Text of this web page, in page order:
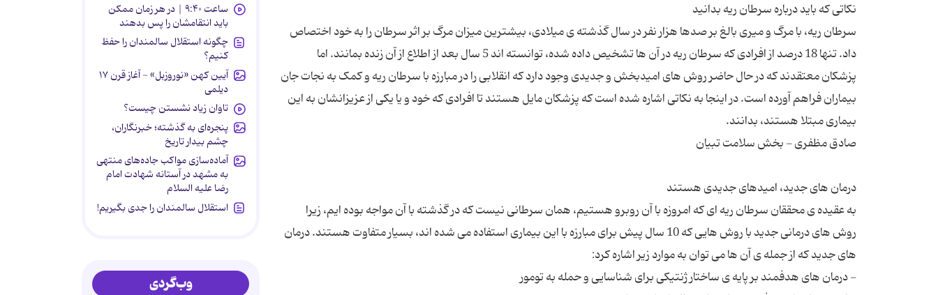
سرطان ریه، با مرگ و میری بالغ بر صدها هزار نفر در سال گذشته ی میلادی، بیشترین میزان مرگ بر اثر سرطان را به خود اختصاص
داد. تنها 18 درصد از افرادی که سرطان ریه در آن ها تشخیص داده شده، توانسته اند 5 سال بعد از اطلاع از آن زنده بمانند. اما
پزشکان معتقدند که در حال حاضر روش های امیدبخش و جدیدی وجود دارد که انقلابی را در مبارزه با سرطان ریه و کمک به نجات جان
بیماران فراهم آورده است. در اینجا به نکاتی اشاره شده است که پزشکان مایل هستند تا افرادی که خود و یا یکی از عزیزانشان به این
به عقیده ی محققان سرطان ریه ای که امروزه با آن روبرو هستیم، همان سرطانی نیست که در گذشته با آن مواجه بوده ایم، زیرا
روش های درمانی جدید با روش هایی که 10 سال پیش برای مبارزه با این بیماری استفاده می شده اند، بسیار متفاوت هستند. درمان
ساعت ۹:۴۰ | در هر زمان ممکن
باید انتقامشان را پس بدهند
چگونه استقلال سالمندان را حفظ
کنیم؟
آیین کهن «نوروزبل» - آغاز قرن ۱۷
دیلمی
تاوان زیاد نشستن چیست؟
پنجره‌ای به گذشته؛ خبرنگاران،
چشم بیدار تاریخ
آماده‌سازی مواکب جاده‌های منتهی
به مشهد در آستانه شهادت امام
رضا علیه السلام
استقلال سالمندان را جدی بگیریم!
وب‌گردی